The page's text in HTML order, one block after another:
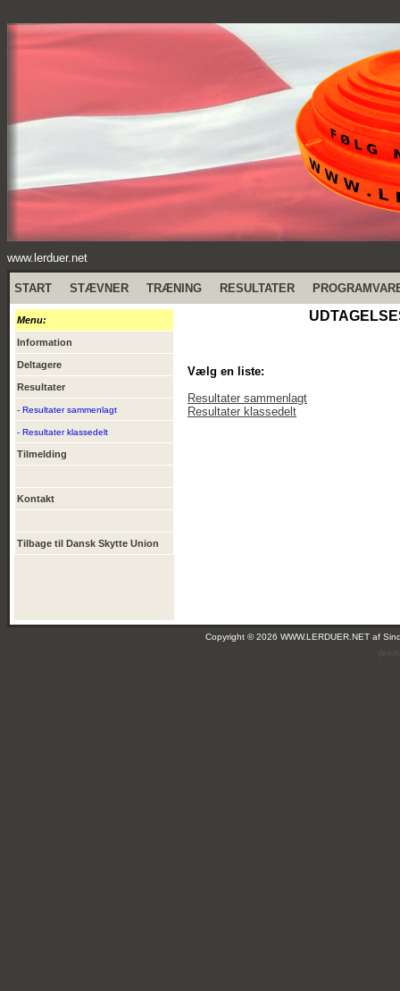
www.lerduer.net
START STÆVNER TRÆNING RESULTATER
Menu:
Information
Deltagere
Resultater
- Resultater sammenlagt
- Resultater klassedelt
Tilmelding
Kontakt
Tilbage til Dansk Skytte Union
Vælg en liste:
Resultater sammenlagt
Resultater klassedelt
Copyright © 2026 WWW.LERDUER.NET af